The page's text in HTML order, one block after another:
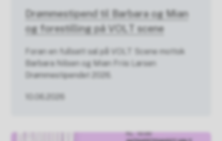
10.06.2026
Drømmestipend til Barbara og Mian
og forestilling på VOLT scene
Foran en fullsatt sal på VOLT Scene mottok
Barbara Nilsen og Mian Friis Larsen
Drømmestipendet 2026.